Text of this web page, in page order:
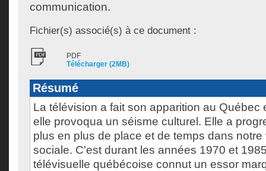
communication.
Fichier(s) associé(s) à ce document :
PDF
Télécharger (2MB)
Résumé
La télévision a fait son apparition au Québec
elle provoqua un séisme culturel. Elle a
plus en plus de place et de temps dans
sociale. C'est durant les années 1970 et
télévisuelle québécoise connut un essor